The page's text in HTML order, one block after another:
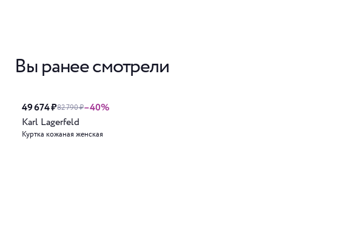
Вы ранее смотрели
49 674 ₽82 790 ₽–40%
Karl Lagerfeld
Куртка кожаная женская